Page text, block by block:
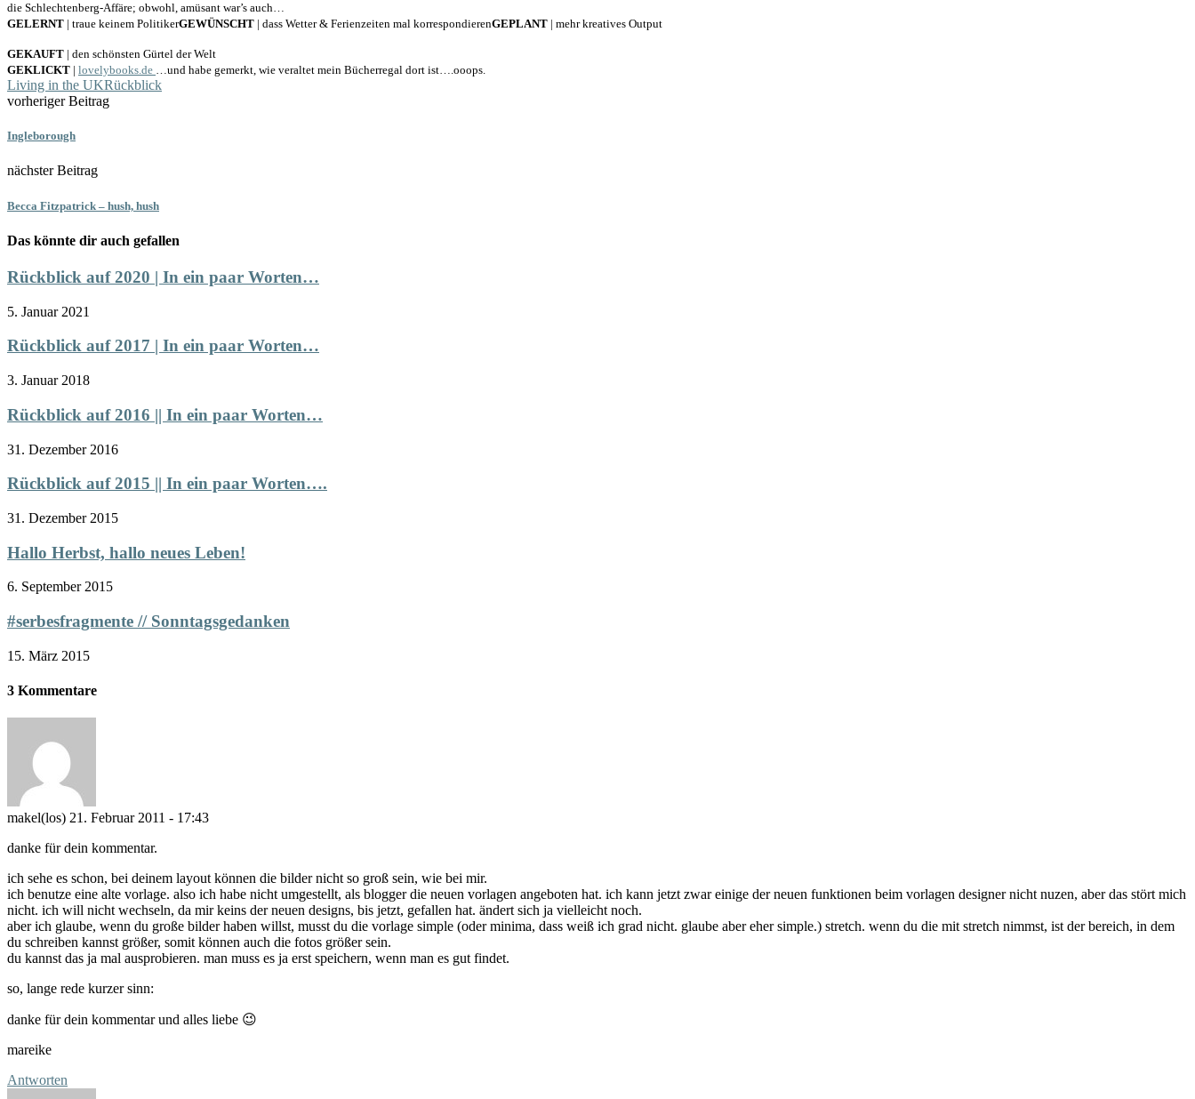
die Schlechtenberg-Affäre; obwohl, amüsant war’s auch…
GELERNT | traue keinem PolitikerGEWÜNSCHT | dass Wetter & Ferienzeiten mal korrespondierenGEPLANT | mehr kreatives Output
GEKAUFT | den schönsten Gürtel der Welt
GEKLICKT | lovelybooks.de …und habe gemerkt, wie veraltet mein Bücherregal dort ist….ooops.
Living in the UKRückblick
vorheriger Beitrag
Ingleborough
nächster Beitrag
Becca Fitzpatrick – hush, hush
Das könnte dir auch gefallen
Rückblick auf 2020 | In ein paar Worten…
5. Januar 2021
Rückblick auf 2017 | In ein paar Worten…
3. Januar 2018
Rückblick auf 2016 || In ein paar Worten…
31. Dezember 2016
Rückblick auf 2015 || In ein paar Worten….
31. Dezember 2015
Hallo Herbst, hallo neues Leben!
6. September 2015
#serbesfragmente // Sonntagsgedanken
15. März 2015
3 Kommentare
makel(los) 21. Februar 2011 - 17:43
danke für dein kommentar.
ich sehe es schon, bei deinem layout können die bilder nicht so groß sein, wie bei mir.
ich benutze eine alte vorlage. also ich habe nicht umgestellt, als blogger die neuen vorlagen angeboten hat. ich kann jetzt zwar einige der neuen funktionen beim vorlagen designer nicht nuzen, aber das stört mich
nicht. ich will nicht wechseln, da mir keins der neuen designs, bis jetzt, gefallen hat. ändert sich ja vielleicht noch.
aber ich glaube, wenn du große bilder haben willst, musst du die vorlage simple (oder minima, dass weiß ich grad nicht. glaube aber eher simple.) stretch. wenn du die mit stretch nimmst, ist der bereich, in dem
du schreiben kannst größer, somit können auch die fotos größer sein.
du kannst das ja mal ausprobieren. man muss es ja erst speichern, wenn man es gut findet.
so, lange rede kurzer sinn:
danke für dein kommentar und alles liebe 😉
mareike
Antworten